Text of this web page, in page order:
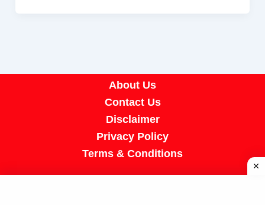
About Us
Contact Us
Disclaimer
Privacy Policy
Terms & Conditions